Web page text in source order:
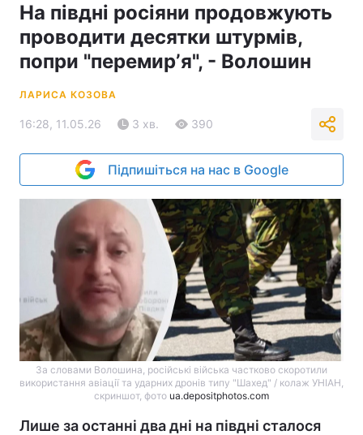
На півдні росіяни продовжують
проводити десятки штурмів,
попри "перемирʼя", - Волошин
ЛАРИСА КОЗОВА
16:28, 11.05.26 3 хв. 390
Підпишіться на нас в Google
За словами Волошина, російські війська частково скоротили
використання авіації та ударних дронів типу "Шахед" / колаж УНІАН,
скриншот, фото ua.depositphotos.com
Лише за останні два дні на півдні сталося